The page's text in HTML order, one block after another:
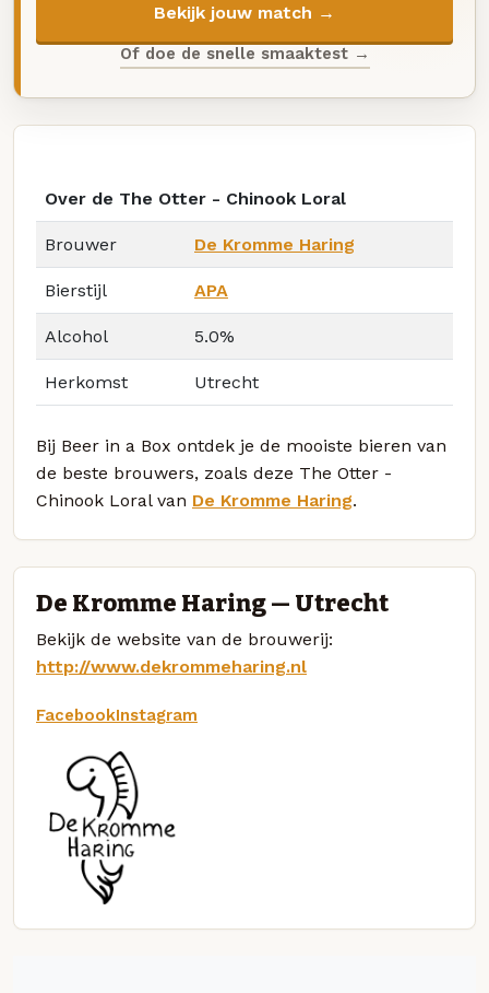
Bekijk jouw match →
Of doe de snelle smaaktest →
Over de The Otter - Chinook Loral
Brouwer De Kromme Haring
Bierstijl APA
Alcohol 5.0%
Herkomst Utrecht
Bij Beer in a Box ontdek je de mooiste bieren van
de beste brouwers, zoals deze The Otter -
Chinook Loral van De Kromme Haring.
De Kromme Haring — Utrecht
Bekijk de website van de brouwerij:
http://www.dekrommeharing.nl
FacebookInstagram